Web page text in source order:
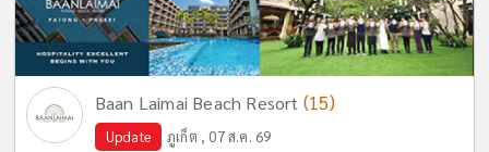
Baan Laimai Beach Resort (15)
Update ภูเก็ต , 07 ส.ค. 69